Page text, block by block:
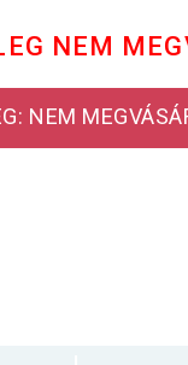
szett 4 x 1,25 kg
NEM
NEM